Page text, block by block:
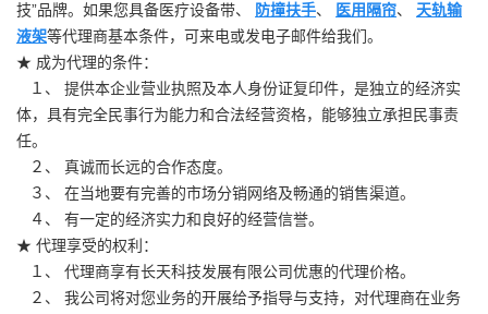
技”品牌。如果您具备医疗设备带、
防撞扶手、 医用隔帘、 天轨输
液架等代理商基本条件，可来电或发电子邮件给我们。
★ 成为代理的条件：
１、 提供本企业营业执照及本人身份证复印件，是独立的经济实
体，具有完全民事行为能力和合法经营资格，能够独立承担民事责
任。
２、 真诚而长远的合作态度。
３、 在当地要有完善的市场分销网络及畅通的销售渠道。
４、 有一定的经济实力和良好的经营信誉。
★ 代理享受的权利：
１、 代理商享有长天科技发展有限公司优惠的代理价格。
２、 我公司将对您业务的开展给予指导与支持，对代理商在业务